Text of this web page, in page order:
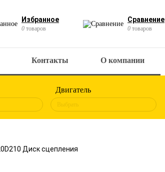
Избранное
0 товаров
Сравнение
0 товаров
Контакты О компании
Двигатель
Выбрать
Диск сцепления